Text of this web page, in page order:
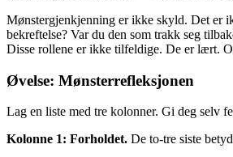
Mønstergjenkjenning er ikke skyld. Det er
bekreftelse? Var du den som trakk seg
Disse rollene er ikke tilfeldige. De er lært.
Øvelse: Mønsterrefleksjonen
Lag en liste med tre kolonner. Gi deg selv
Kolonne 1: Forholdet. De to-tre siste